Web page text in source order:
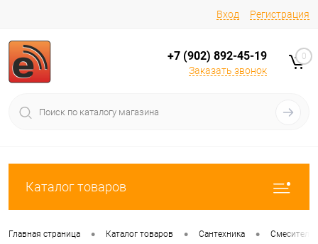
Вход Регистрация
+7 (902) 892-45-19
Заказать звонок
0
Каталог товаров
Главная страница • Каталог товаров • Сантехника • Смесители